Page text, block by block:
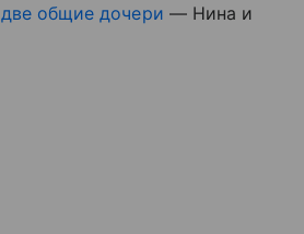
две общие дочери — Нина и